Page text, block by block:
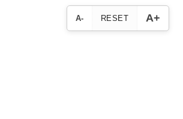
A- RESET A+